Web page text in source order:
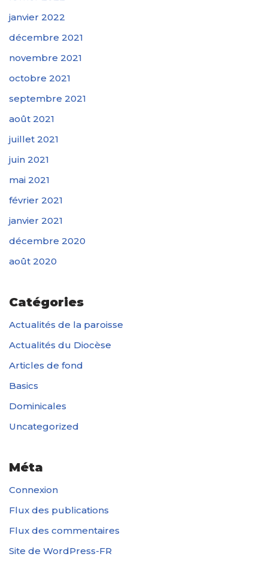
janvier 2022
décembre 2021
novembre 2021
octobre 2021
septembre 2021
août 2021
juillet 2021
juin 2021
mai 2021
février 2021
janvier 2021
décembre 2020
août 2020
Catégories
Actualités de la paroisse
Actualités du Diocèse
Articles de fond
Basics
Dominicales
Uncategorized
Méta
Connexion
Flux des publications
Flux des commentaires
Site de WordPress-FR